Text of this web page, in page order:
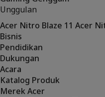
Unggulan
Acer Nitro Blaze 11 Acer
Bisnis
Pendidikan
Dukungan
Acara
Katalog Produk
Merek Acer